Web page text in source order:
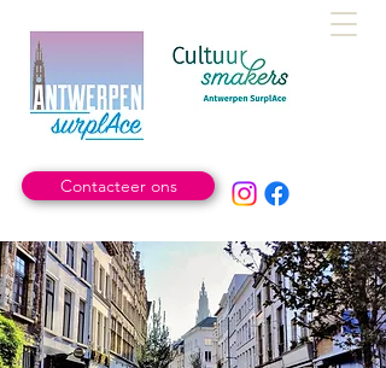
Contacteer ons